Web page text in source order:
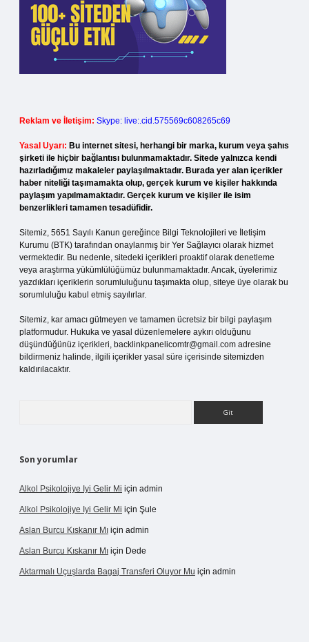
Reklam ve İletişim: Skype: live:.cid.575569c608265c69
Yasal Uyarı: Bu internet sitesi, herhangi bir marka, kurum veya şahıs
şirketi ile hiçbir bağlantısı bulunmamaktadır. Sitede yalnızca kendi
hazırladığımız makaleler paylaşılmaktadır. Burada yer alan içerikler
haber niteliği taşımamakta olup, gerçek kurum ve kişiler hakkında
paylaşım yapılmamaktadır. Gerçek kurum ve kişiler ile isim
benzerlikleri tamamen tesadüfidir.
Sitemiz, 5651 Sayılı Kanun gereğince Bilgi Teknolojileri ve İletişim
Kurumu (BTK) tarafından onaylanmış bir Yer Sağlayıcı olarak hizmet
vermektedir. Bu nedenle, sitedeki içerikleri proaktif olarak denetleme
veya araştırma yükümlülüğümüz bulunmamaktadır. Ancak, üyelerimiz
yazdıkları içeriklerin sorumluluğunu taşımakta olup, siteye üye olarak bu
sorumluluğu kabul etmiş sayılırlar.
Sitemiz, kar amacı gütmeyen ve tamamen ücretsiz bir bilgi paylaşım
platformudur. Hukuka ve yasal düzenlemelere aykırı olduğunu
düşündüğünüz içerikleri, backlinkpanelicomtr@gmail.com adresine
bildirmeniz halinde, ilgili içerikler yasal süre içerisinde sitemizden
kaldırılacaktır.
Son yorumlar
Alkol Psikolojiye Iyi Gelir Mi için admin
Alkol Psikolojiye Iyi Gelir Mi için Şule
Aslan Burcu Kıskanır Mı için admin
Aslan Burcu Kıskanır Mı için Dede
Aktarmalı Uçuşlarda Bagaj Transferi Oluyor Mu için admin